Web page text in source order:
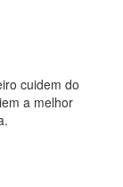
cuidem do
a melhor